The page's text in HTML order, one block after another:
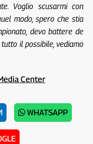
Voglio scusarmi con
modo, spero che stia
devo battere de
il possibile, vediamo
Center
WHATSAPP